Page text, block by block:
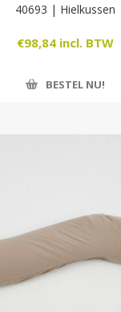
40693 | Hielkussen
€98,84 incl. BTW
BESTEL NU!